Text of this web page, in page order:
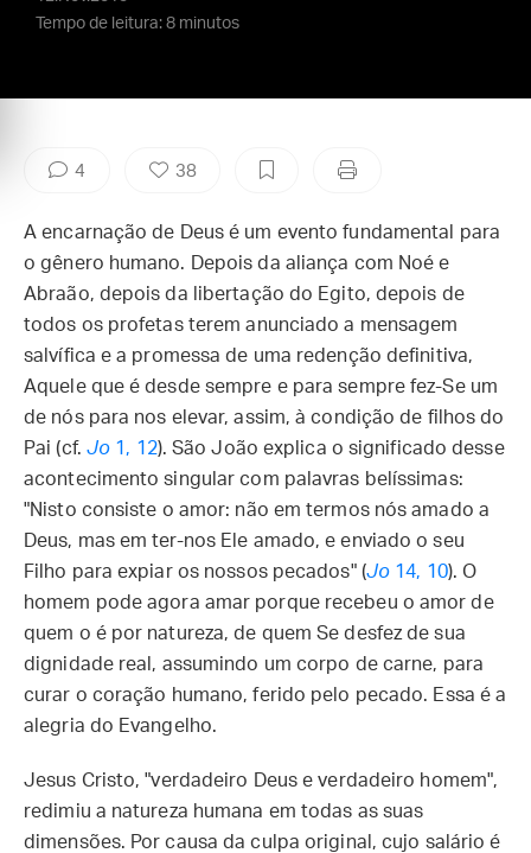
Tempo de leitura: 8 minutos
4 38
A encarnação de Deus é um evento fundamental para
o gênero humano. Depois da aliança com Noé e
Abraão, depois da libertação do Egito, depois de
todos os profetas terem anunciado a mensagem
salvífica e a promessa de uma redenção definitiva,
Aquele que é desde sempre e para sempre fez-Se um
de nós para nos elevar, assim, à condição de filhos do
Pai (cf. Jo 1, 12). São João explica o significado desse
acontecimento singular com palavras belíssimas:
"Nisto consiste o amor: não em termos nós amado a
Deus, mas em ter-nos Ele amado, e enviado o seu
Filho para expiar os nossos pecados" (Jo 14, 10). O
homem pode agora amar porque recebeu o amor de
quem o é por natureza, de quem Se desfez de sua
dignidade real, assumindo um corpo de carne, para
curar o coração humano, ferido pelo pecado. Essa é a
alegria do Evangelho.
Jesus Cristo, "verdadeiro Deus e verdadeiro homem",
redimiu a natureza humana em todas as suas
dimensões. Por causa da culpa original, cujo salário é